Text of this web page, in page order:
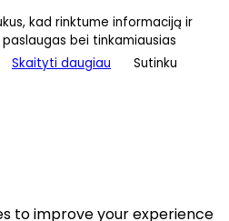
kad rinktume informaciją ir
bei tinkamiausias
Skaityti daugiau Sutinku
to improve your experience